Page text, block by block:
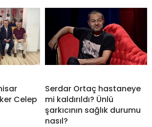
Celep
Serdar Ortaç hastaneye
mi kaldırıldı? Ünlü
şarkıcının sağlık durumu
nasıl?